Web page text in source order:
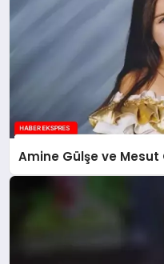
Amine Gülşe ve Mesut